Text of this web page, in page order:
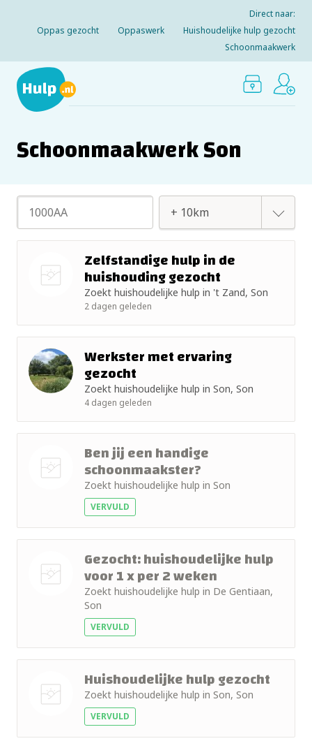
Direct naar:
Oppas gezocht
Oppaswerk
Huishoudelijke hulp gezocht
Schoonmaakwerk
Schoonmaakwerk Son
+ 2km
+ 5km
+ 25km
Zelfstandige hulp in de
huishouding gezocht
Zoekt huishoudelijke hulp in 't Zand, Son
2 dagen geleden
Werkster met ervaring
gezocht
Zoekt huishoudelijke hulp in Son, Son
4 dagen geleden
Ben jij een handige
schoonmaakster?
Zoekt huishoudelijke hulp in Son
VERVULD
Gezocht: huishoudelijke hulp
voor 1 x per 2 weken
Zoekt huishoudelijke hulp in De Gentiaan,
Son
VERVULD
foto
Huishoudelijke hulp gezocht
Zoekt huishoudelijke hulp in Son, Son
VERVULD